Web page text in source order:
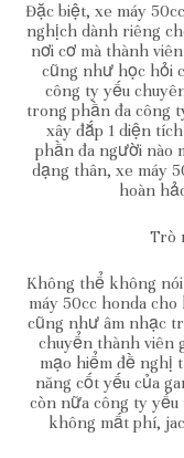
Đặc biệt, xe máy
nghịch dành riêng
nơi cơ mà thành
cũng như học hỏi
công ty yếu
trong phần đa công
xây đắp 1 diện
phần đa người nào
dạng thân, xe máy
hoàn
Trò
Không thể không
máy 50cc honda
cũng như âm nhạc
chuyển thành viên
mạo hiểm đề nghị
năng cốt yếu của
còn nữa công ty
không mất phí,